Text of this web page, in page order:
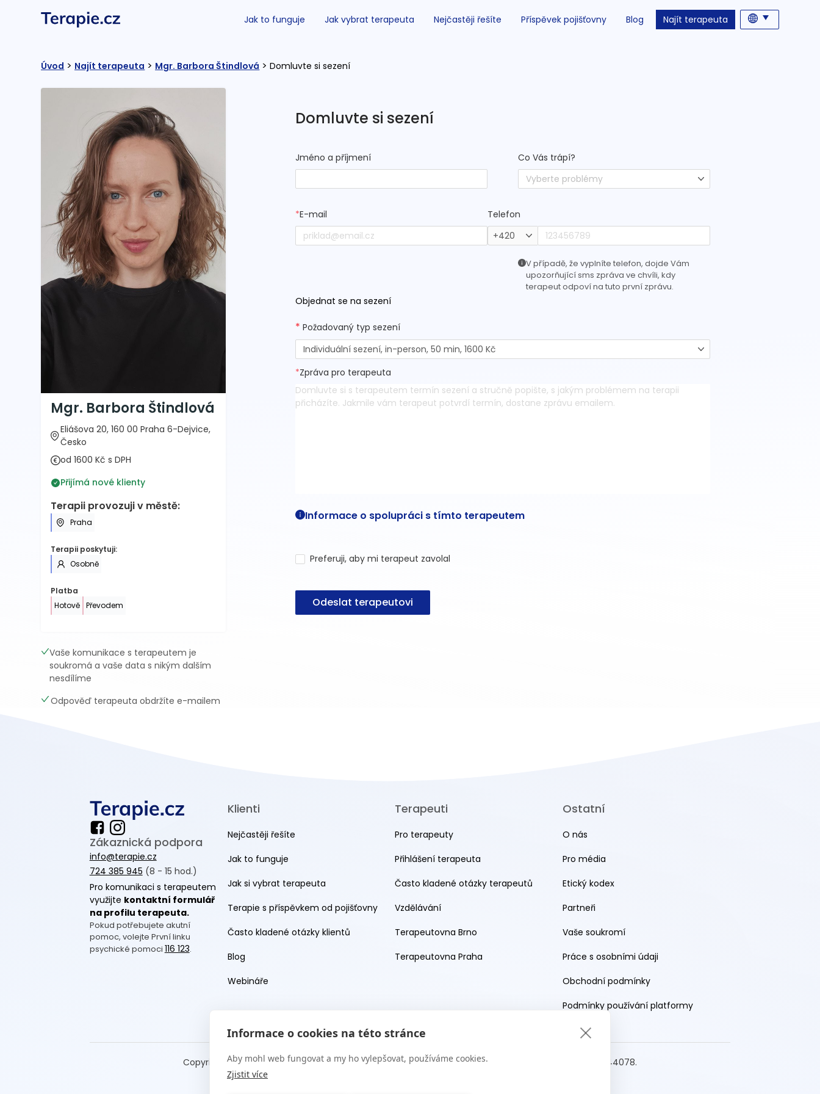
Informace o cookies na této stránce
Aby mohl web fungovat a my ho vylepšovat, používáme cookies.
Zjistit více
Jak to funguje Jak vybrat terapeuta Nejčastěji řešíte Příspěvek pojišťovny Blog Najít terapeuta
Úvod > Najít terapeuta > Mgr. Barbora Štindlová > Domluvte si sezení
Mgr. Barbora Štindlová
Eliášova 20, 160 00 Praha 6-Dejvice,
Česko
od 1600 Kč s DPH
Přijímá nové klienty
Terapii provozuji v městě:
Praha
Terapii poskytuji:
Osobně
Platba
Hotově
Převodem
Vaše komunikace s terapeutem je
soukromá a vaše data s nikým dalším
nesdílíme
Odpověď terapeuta obdržíte e-mailem
Domluvte si sezení
Jméno a příjmení
Co Vás trápí?
Vyberte problémy
*E-mail
Telefon
+420
V případě, že vyplníte telefon, dojde Vám
upozorňující sms zpráva ve chvíli, kdy
terapeut odpoví na tuto první zprávu.
Objednat se na sezení
* Požadovaný typ sezení
Individuální sezení, in-person, 50 min, 1600 Kč
*Zpráva pro terapeuta
Informace o spolupráci s tímto terapeutem
Preferuji, aby mi terapeut zavolal
Odeslat terapeutovi
Zákaznická podpora
info@terapie.cz
724 385 945 (8 - 15 hod.)
Pro komunikaci s terapeutem
využijte kontaktní formulář
na profilu terapeuta.
Pokud potřebujete akutní
pomoc, volejte První linku
psychické pomoci 116 123.
Klienti
Nejčastěji řešíte
Jak to funguje
Jak si vybrat terapeuta
Terapie s příspěvkem od pojišťovny
Často kladené otázky klientů
Blog
Webináře
Terapeuti
Pro terapeuty
Přihlášení terapeuta
Často kladené otázky terapeutů
Vzdělávání
Terapeutovna Brno
Terapeutovna Praha
Ostatní
O nás
Pro média
Etický kodex
Partneři
Vaše soukromí
Práce s osobními údaji
Obchodní podmínky
Podmínky používání platformy
Copyright Terapie CZ s.r.o. 2026. Všechna práva vyhrazena. Web provozuje Terapie CZ s.r.o. IČO: 19644078.